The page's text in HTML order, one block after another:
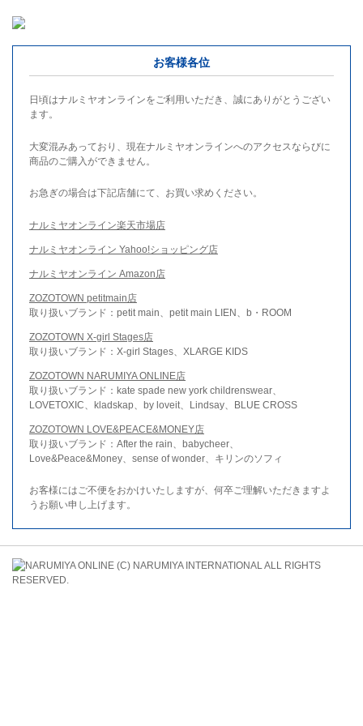
お客様各位
日頃はナルミヤオンラインをご利用いただき、誠にありがとうござい
ます。
大変混みあっており、現在ナルミヤオンラインへのアクセスならびに
商品のご購入ができません。
お急ぎの場合は下記店舗にて、お買い求めください。
ナルミヤオンライン楽天市場店
ナルミヤオンライン Yahoo!ショッピング店
ナルミヤオンライン Amazon店
ZOZOTOWN petitmain店
取り扱いブランド：petit main、petit main LIEN、b・ROOM
ZOZOTOWN X-girl Stages店
取り扱いブランド：X-girl Stages、XLARGE KIDS
ZOZOTOWN NARUMIYA ONLINE店
取り扱いブランド：kate spade new york childrenswear、
LOVETOXIC、kladskap、by loveit、Lindsay、BLUE CROSS
ZOZOTOWN LOVE&PEACE&MONEY店
取り扱いブランド：After the rain、babycheer、
Love&Peace&Money、sense of wonder、キリンのソフィ
お客様にはご不便をおかけいたしますが、何卒ご理解いただきますよ
うお願い申し上げます。